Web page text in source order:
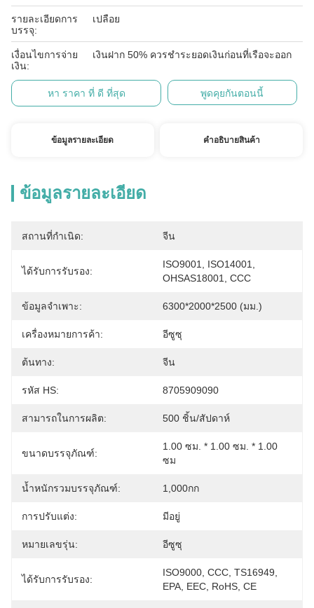
รายละเอียดการ
บรรจุ:
เปลือย
เงื่อนไขการจ่าย
เงิน:
เงินฝาก 50% ควรชำระยอดเงินก่อนที่เรือจะออก
หา ราคา ที่ ดี ที่สุด พูดคุยกันตอนนี้
ข้อมูลรายละเอียด คําอธิบายสินค้า
ข้อมูลรายละเอียด
สถานที่กำเนิด: จีน
ได้รับการรับรอง:
ISO9001, ISO14001,
OHSAS18001, CCC
ข้อมูลจำเพาะ: 6300*2000*2500 (มม.)
เครื่องหมายการค้า: อีซูซุ
ต้นทาง: จีน
รหัส HS: 8705909090
สามารถในการผลิต: 500 ชิ้น/สัปดาห์
ขนาดบรรจุภัณฑ์:
1.00 ซม. * 1.00 ซม. * 1.00
ซม
น้ำหนักรวมบรรจุภัณฑ์: 1,000กก
การปรับแต่ง: มีอยู่
หมายเลขรุ่น: อีซูซุ
ได้รับการรับรอง:
ISO9000, CCC, TS16949,
EPA, EEC, RoHS, CE